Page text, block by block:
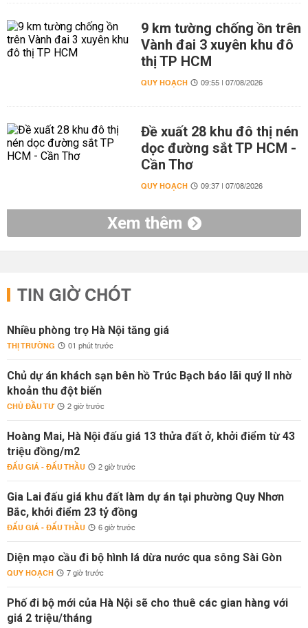
9 km tường chống ồn trên
Vành đai 3 xuyên khu đô
thị TP HCM
QUY HOẠCH 09:55 | 07/08/2026
Đề xuất 28 khu đô thị nén
dọc đường sắt TP HCM -
Cần Thơ
QUY HOẠCH 09:37 | 07/08/2026
Xem thêm
TIN GIỜ CHÓT
Nhiều phòng trọ Hà Nội tăng giá
THỊ TRƯỜNG 01 phút trước
Chủ dự án khách sạn bên hồ Trúc Bạch báo lãi quý II nhờ
khoản thu đột biến
CHỦ ĐẦU TƯ 2 giờ trước
Hoàng Mai, Hà Nội đấu giá 13 thửa đất ở, khởi điểm từ 43
triệu đồng/m2
ĐẤU GIÁ - ĐẤU THẦU 2 giờ trước
Gia Lai đấu giá khu đất làm dự án tại phường Quy Nhơn
Bắc, khởi điểm 23 tỷ đồng
ĐẤU GIÁ - ĐẤU THẦU 6 giờ trước
Diện mạo cầu đi bộ hình lá dừa nước qua sông Sài Gòn
QUY HOẠCH 7 giờ trước
Phố đi bộ mới của Hà Nội sẽ cho thuê các gian hàng với
giá 2 triệu/tháng